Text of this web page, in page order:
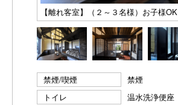
【離れ客室】（２～３名様）お子様OK
禁煙/喫煙
禁煙
トイレ
温水洗浄便座